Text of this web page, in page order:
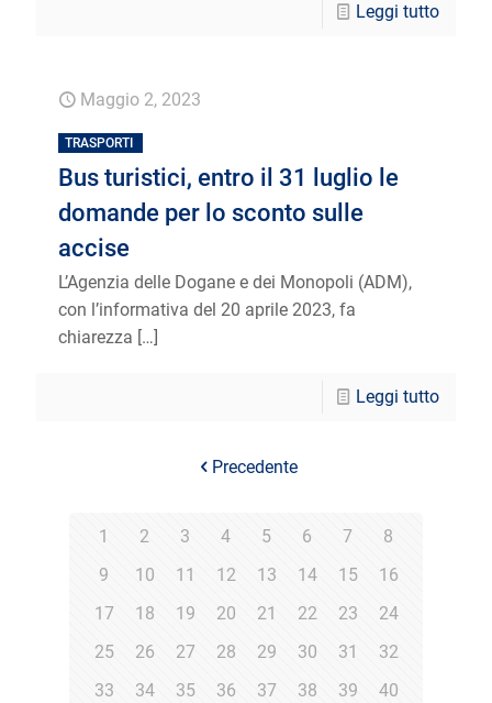
Leggi tutto
Maggio 2, 2023
TRASPORTI
Bus turistici, entro il 31 luglio le
domande per lo sconto sulle
accise
L’Agenzia delle Dogane e dei Monopoli (ADM),
con l’informativa del 20 aprile 2023, fa
chiarezza […]
Leggi tutto
Precedente
1 2 3 4 5 6 7
8
9
10 11 12 13 14 15
16
17
18 19 20 21 22 23
24
25
26 27 28 29 30 31
32
33
34 35 36 37 38 39
40